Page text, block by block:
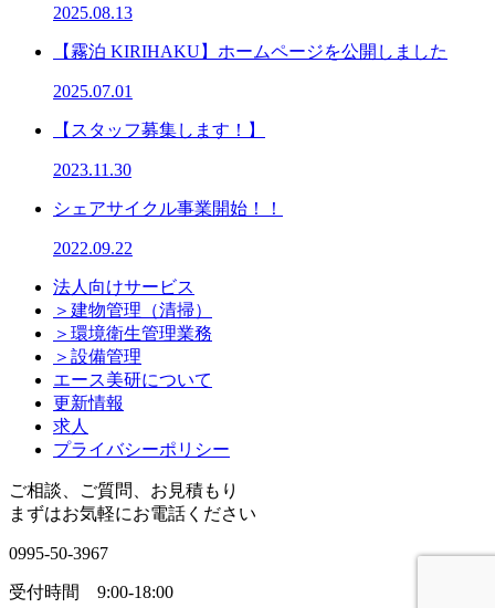
2025.08.13
【霧泊 KIRIHAKU】ホームページを公開しました
2025.07.01
【スタッフ募集します！】
2023.11.30
シェアサイクル事業開始！！
2022.09.22
法人向けサービス
＞建物管理（清掃）
＞環境衛生管理業務
＞設備管理
エース美研について
更新情報
求人
プライバシーポリシー
ご相談、ご質問、お見積もり
まずはお気軽にお電話ください
0995-50-3967
受付時間 9:00-18:00